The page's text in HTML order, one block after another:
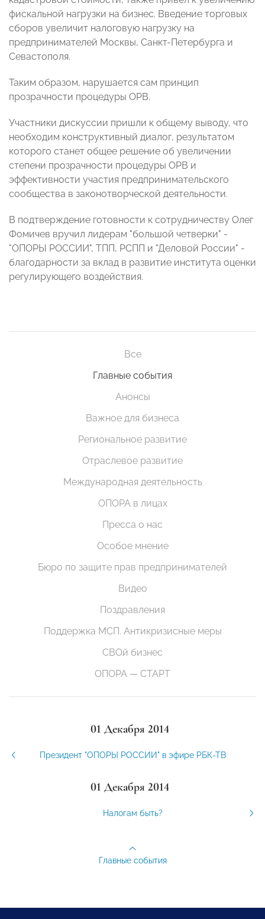
фискальной нагрузки на бизнес. Введение торговых
сборов увеличит налоговую нагрузку на
предпринимателей Москвы, Санкт-Петербурга и
Севастополя.
Таким образом, нарушается сам принцип
прозрачности процедуры ОРВ.
Участники дискуссии пришли к общему выводу, что
необходим конструктивный диалог, результатом
которого станет общее решение об увеличении
степени прозрачности процедуры ОРВ и
эффективности участия предпринимательского
сообщества в законотворческой деятельности.
В подтверждение готовности к сотрудничеству Олег
Фомичев вручил лидерам "большой четверки" -
"ОПОРЫ РОССИИ", ТПП, РСПП и "Деловой России" -
благодарности за вклад в развитие института оценки
регулирующего воздействия.
Все
Главные события
Анонсы
Важное для бизнеса
Региональное развитие
Отраслевое развитие
Международная деятельность
ОПОРА в лицах
Пресса о нас
Особое мнение
Бюро по защите прав предпринимателей
Видео
Поздравления
Поддержка МСП. Антикризисные меры
СВОй бизнес
ОПОРА — СТАРТ
01 Декабря 2014
Президент "ОПОРЫ РОССИИ" в эфире РБК-ТВ
01 Декабря 2014
Налогам быть?
Главные события